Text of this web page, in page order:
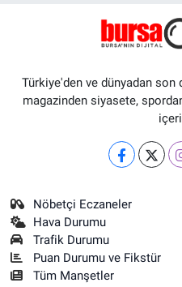
Türkiye'den ve dünyadan son
magazinden siyasete,
Nöbetçi Eczaneler
Hava Durumu
Trafik Durumu
Puan Durumu ve Fikstür
Tüm Manşetler